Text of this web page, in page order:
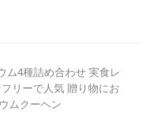
ム4種詰め合わせ 実食レ
リーで人気 贈り物にお
ムクーヘン